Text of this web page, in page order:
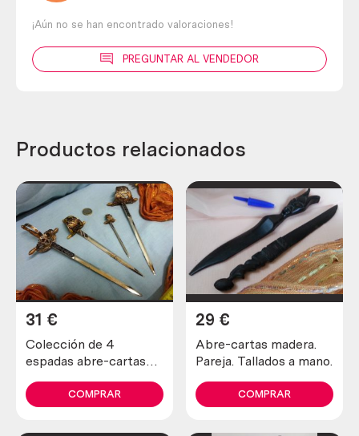
¡Aún no se han encontrado valoraciones!
PREGUNTAR AL VENDEDOR
Productos relacionados
Colección de 4
espadas abre-cartas
31 €
COMPRAR
Abre-cartas madera.
Pareja. Tallados a mano.
29 €
COMPRAR